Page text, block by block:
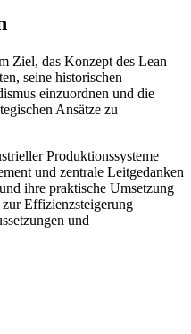
Ziel, das Konzept des Lean
seine historischen
einzuordnen und die
Ansätze zu
Produktionssysteme
und zentrale Leitgedanken
ihre praktische Umsetzung
Effizienzsteigerung
und